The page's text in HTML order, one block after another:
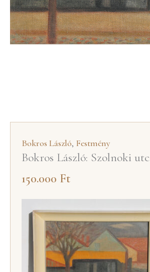
Bokros László, Festmény
Bokros László: Szolnoki
150.000 Ft